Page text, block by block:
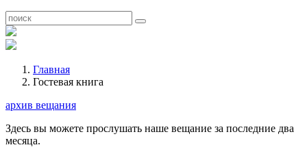
Главная
Гостевая книга
архив вещания
Здесь вы можете прослушать наше вещание за последние два
месяца.